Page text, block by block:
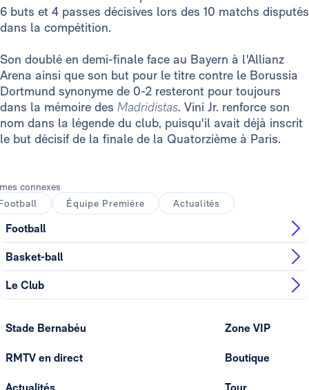
6 buts et 4 passes décisives lors des 10 matchs disputés
dans la compétition.
Son doublé en demi-finale face au Bayern à l'Allianz
Arena ainsi que son but pour le titre contre le Borussia
Dortmund synonyme de 0-2 resteront pour toujours
dans la mémoire des Madridistas. Vini Jr. renforce son
nom dans la légende du club, puisqu'il avait déjà inscrit
le but décisif de la finale de la Quatorzième à Paris.
connexes
Équipe Première Actualités
Football
Basket-ball
Le Club
Stade Bernabéu
RMTV en direct
Zone VIP
Boutique